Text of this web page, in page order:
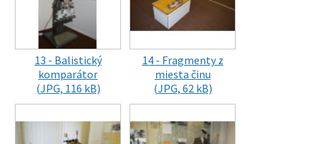
13 - Balistický
komparátor
(JPG, 116 kB)
14 - Fragmenty z
miesta činu
(JPG, 62 kB)